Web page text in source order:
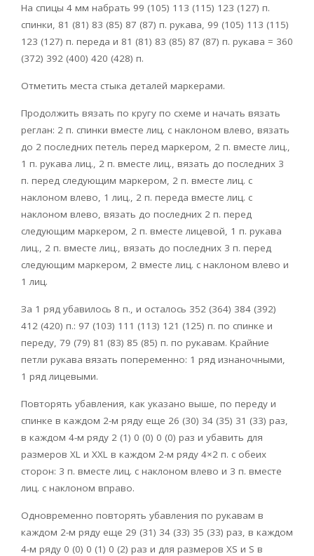
На спицы 4 мм набрать 99 (105) 113 (115) 123 (127) п.
спинки, 81 (81) 83 (85) 87 (87) п. рукава, 99 (105) 113 (115)
123 (127) п. переда и 81 (81) 83 (85) 87 (87) п. рукава = 360
(372) 392 (400) 420 (428) п.
Отметить места стыка деталей маркерами.
Продолжить вязать по кругу по схеме и начать вязать
реглан: 2 п. спинки вместе лиц. с наклоном влево, вязать
до 2 последних петель перед маркером, 2 п. вместе лиц.,
1 п. рукава лиц., 2 п. вместе лиц., вязать до последних 3
п. перед следующим маркером, 2 п. вместе лиц. с
наклоном влево, 1 лиц., 2 п. переда вместе лиц. с
наклоном влево, вязать до последних 2 п. перед
следующим маркером, 2 п. вместе лицевой, 1 п. рукава
лиц., 2 п. вместе лиц., вязать до последних 3 п. перед
следующим маркером, 2 вместе лиц. с наклоном влево и
1 лиц.
За 1 ряд убавилось 8 п., и осталось 352 (364) 384 (392)
412 (420) п.: 97 (103) 111 (113) 121 (125) п. по спинке и
переду, 79 (79) 81 (83) 85 (85) п. по рукавам. Крайние
петли рукава вязать попеременно: 1 ряд изнаночными,
1 ряд лицевыми.
Повторять убавления, как указано выше, по переду и
спинке в каждом 2-м ряду еще 26 (30) 34 (35) 31 (33) раз,
в каждом 4-м ряду 2 (1) 0 (0) 0 (0) раз и убавить для
размеров XL и XXL в каждом 2-м ряду 4×2 п. с обеих
сторон: 3 п. вместе лиц. с наклоном влево и 3 п. вместе
лиц. с наклоном вправо.
Одновременно повторять убавления по рукавам в
каждом 2-м ряду еще 29 (31) 34 (33) 35 (33) раз, в каждом
4-м ряду 0 (0) 0 (1) 0 (2) раз и для размеров XS и S в